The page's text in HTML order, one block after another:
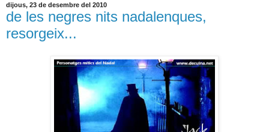
dijous, 23 de desembre del 2010
de les negres nits nadalenques,
resorgeix...